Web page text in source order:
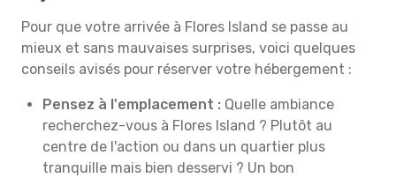
Pour que votre arrivée à Flores Island se passe au
mieux et sans mauvaises surprises, voici quelques
conseils avisés pour réserver votre hébergement :
Pensez à l'emplacement : Quelle ambiance
recherchez-vous à Flores Island ? Plutôt au
centre de l'action ou dans un quartier plus
tranquille mais bien desservi ? Un bon